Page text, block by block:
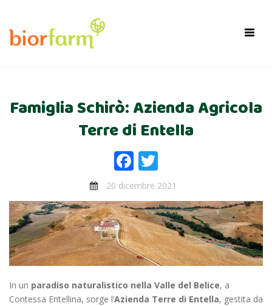
Famiglia Schirò: Azienda Agricola
Terre di Entella
Facebook
20 dicembre 2021
In un paradiso naturalistico nella Valle del Belice, a
Contessa Entellina, sorge l’Azienda Terre di Entella, gestita da